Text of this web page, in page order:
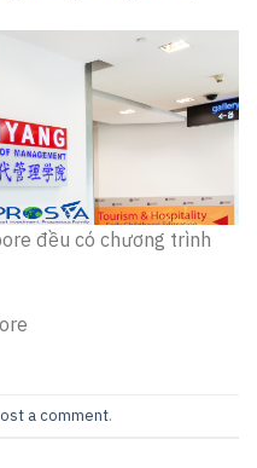
đều có chương trình
a comment.